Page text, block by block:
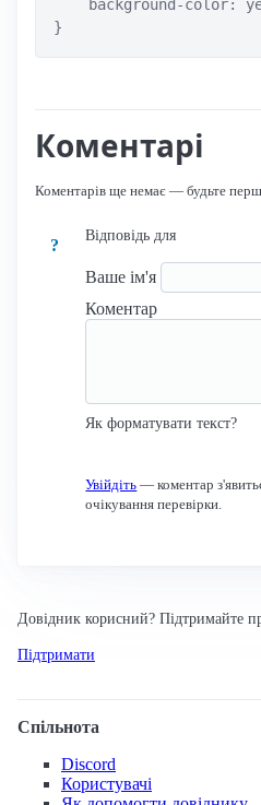
background-color:
}
Коментарі
Коментарів ще немає — будьте
?
Відповідь для
Ваше ім'я
Коментар
Як форматувати текст?
Увійдіть — коментар
очікування перевірки.
Довідник корисний? Підтримайте
Підтримати
Спільнота
Discord
Користувачі